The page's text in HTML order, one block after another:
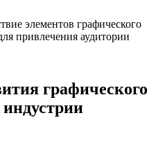
элементов графического
привлечения аудитории
графического